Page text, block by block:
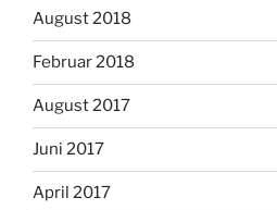
August 2018
Februar 2018
August 2017
Juni 2017
April 2017